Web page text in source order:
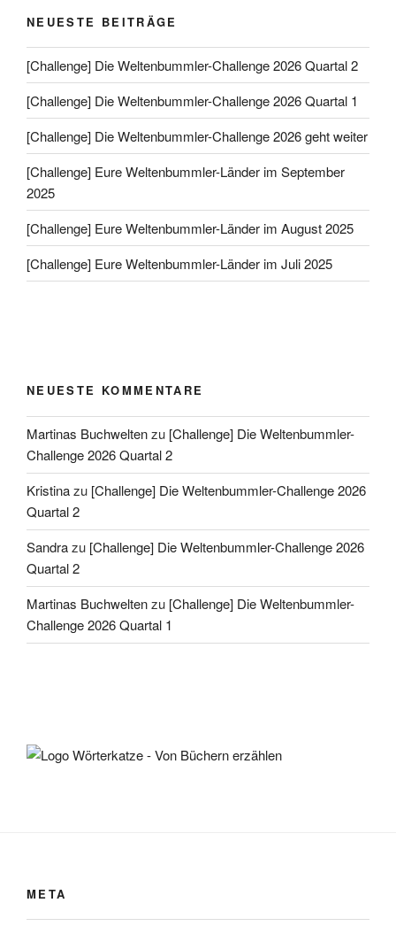
NEUESTE BEITRÄGE
[Challenge] Die Weltenbummler-Challenge 2026 Quartal 2
[Challenge] Die Weltenbummler-Challenge 2026 Quartal 1
[Challenge] Die Weltenbummler-Challenge 2026 geht weiter
[Challenge] Eure Weltenbummler-Länder im September
2025
[Challenge] Eure Weltenbummler-Länder im August 2025
[Challenge] Eure Weltenbummler-Länder im Juli 2025
NEUESTE KOMMENTARE
Martinas Buchweltenzu [Challenge] Die Weltenbummler-
Challenge 2026 Quartal 2
Kristinazu [Challenge] Die Weltenbummler-Challenge 2026
Quartal 2
Sandrazu [Challenge] Die Weltenbummler-Challenge 2026
Quartal 2
Martinas Buchweltenzu [Challenge] Die Weltenbummler-
Challenge 2026 Quartal 1
META